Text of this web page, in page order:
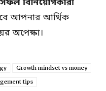
আপনার আর্থিক
অপেক্ষা।
Growth mindset vs money
tips